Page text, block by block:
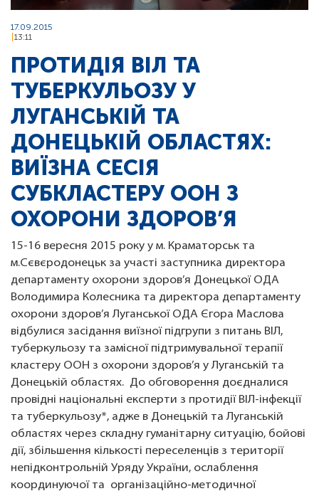
17.09.2015
13:11
ПРОТИДІЯ ВІЛ ТА
ТУБЕРКУЛЬОЗУ У
ЛУГАНСЬКІЙ ТА
ДОНЕЦЬКІЙ ОБЛАСТЯХ:
ВИЇЗНА СЕСІЯ
CУБКЛАСТЕРУ ООН З
ОХОРОНИ ЗДОРОВ’Я
15-16 вересня 2015 року у м. Краматорськ та
м.Сєвєродонецьк за участі заступника директора
департаменту охорони здоров’я Донецької ОДА
Володимира Колесника та директора департаменту
охорони здоров’я Луганської ОДА Єгора Маслова
відбулися засідання виїзної підгрупи з питань ВІЛ,
туберкульозу та замісної підтримувальної терапії
кластеру ООН з охорони здоров’я у Луганській та
Донецькій областях. До обговорення доєдналися
провідні національні експерти з протидії ВІЛ-інфекції
та туберкульозу*, адже в Донецькій та Луганській
областях через складну гуманітарну ситуацію, бойові
дії, збільшення кількості переселенців з території
непідконтрольній Уряду України, ослаблення
координуючої та організаційно-методичної